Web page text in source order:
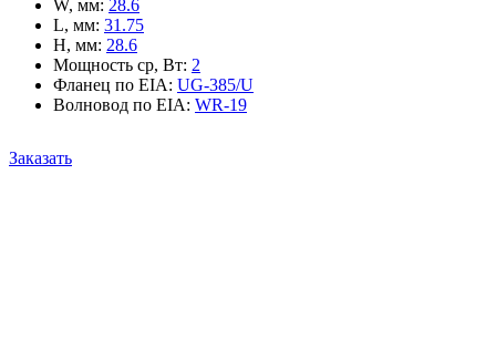
W, мм: 28.6
L, мм: 31.75
H, мм: 28.6
Мощность ср, Вт: 2
Фланец по EIA: UG-385/U
Волновод по EIA: WR-19
Заказать